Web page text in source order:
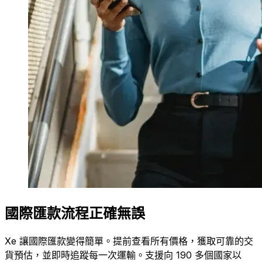
國際匯款流程正確無誤
Xe 讓國際匯款變得簡單。提前查看所有價格，獲取可靠的交
貨預估，並即時追蹤每一次運輸。支援向 190 多個國家以